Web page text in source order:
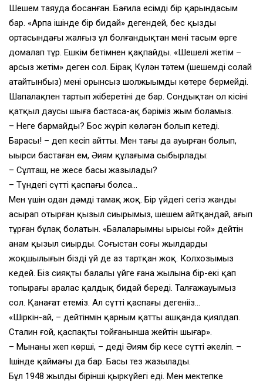
Шешем таяуда босанған. Бағила есімді бір қарындасым
бар. «Арпа ішінде бір бидай» дегендей, бес қыздың
ортасындағы жалғыз ұл болғандықтан менің тасым өрге
домалап тұр. Ешкім бетімнен қақпайды. «Шешелі жетім –
арсыз жетім» деген сол. Бірақ Күлән тәтем (шешемді солай
атайтынбыз) менің орынсыз шолжыңымды көтере бермейді.
Шапалақпен тартып жіберетіні де бар. Сондықтан ол кісінің
қатқыл даусы шыға бастаса-ақ бәріміз жым боламыз.
– Неге бармайды? Бос жүріп көләгән болып кетеді.
Барасың! – деп кесіп айтты. Мен тағы да ауырған болып,
ыңырси бастаған ем, Әиям құлағыма сыбырлады:
– Сұлташ, не жесең басың жазылады?
– Түндегі сүттің қаспағы болса…
Мен үшін одан дәмді тамақ жоқ. Бір үйдегі сегіз жанды
асырап отырған қызыл сиырымыз, шешем айтқандай, ағып
тұрған бұлақ болатын. «Балаларымның ырысы ғой» дейтін
анам қызыл сиырды. Соғыстан соңғы жылдардың
жоқшылығын біздің үй де аз тартқан жоқ. Колхозымыз
кедей. Біз сияқты балалы үйге ғана жылына бір-екі қап
топырағы аралас қалдық бидай береді. Талғажауымыз
сол. Қанағат етеміз. Ал сүттің қаспағы дегеніңіз…
«Шіркін-ай, – дейтінмін қарным қатты ашқанда қиялдап.
Сталин ғой, қаспақты тойғанынша жейтін шығар».
– Мынаны жеп көрші, – деді Әиям бір кесе сүтті әкеліп. –
Ішінде қаймағы да бар. Басың тез жазылады.
Бұл 1948 жылдың бірінші қыркүйегі еді. Мен мектепке